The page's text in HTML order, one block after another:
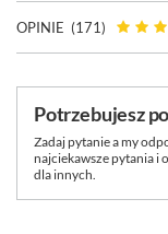
OPINIE (171)
Potrzebujesz
Zadaj pytanie a my
najciekawsze pytania i
dla innych.